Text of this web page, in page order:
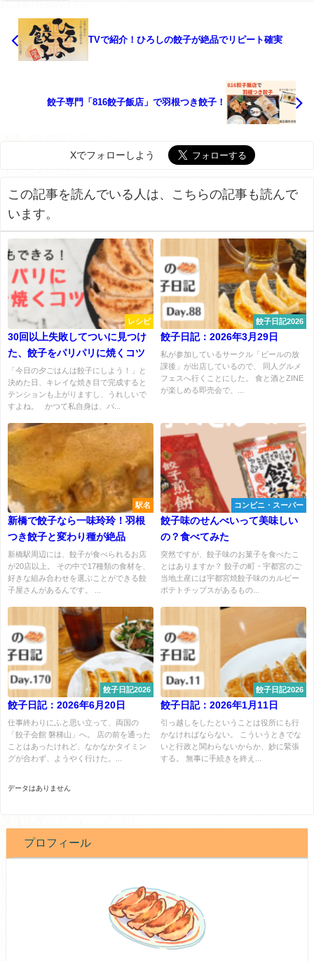
TVで紹介！ひろしの餃子が絶品でリピート確実
餃子専門「816餃子飯店」で羽根つき餃子！
Xでフォローしよう
この記事を読んでいる人は、こちらの記事も読んで
います。
レシピ
30回以上失敗してついに見つけ
た、餃子をパリパリに焼くコツ
「今日の夕ごはんは餃子にしよう！」と
決めた日、キレイな焼き目で完成すると
テンションも上がりますし、うれしいで
すよね。 かつて私自身は、パ...
餃子日記2026
餃子日記：2026年3月29日
私が参加しているサークル「ビールの放
課後」が出店しているので、 同人グルメ
フェスへ行くことにした。 食と酒とZINE
が楽しめる即売会で、...
駅名
新橋で餃子なら一味玲玲！羽根
つき餃子と変わり種が絶品
新橋駅周辺には、餃子が食べられるお店
が20店以上。 その中で17種類の食材を、
好きな組み合わせを選ぶことができる餃
子屋さんがあるんです。 ...
コンビニ・スーパー
餃子味のせんべいって美味しい
の？食べてみた
突然ですが、餃子味のお菓子を食べたこ
とはありますか？ 餃子の町・宇都宮のご
当地土産には宇都宮焼餃子味のカルビー
ポテトチップスがあるもの...
餃子日記2026
餃子日記：2026年6月20日
仕事終わりにふと思い立って、両国の
「餃子会館 磐梯山」へ。 店の前を通った
ことはあったけれど、なかなかタイミン
グが合わず、ようやく行けた。...
餃子日記2026
餃子日記：2026年1月11日
引っ越しをしたということは役所にも行
かなければならない。 こういうときでな
いと行政と関わらないからか、妙に緊張
する。 無事に手続きを終え...
データはありません
プロフィール